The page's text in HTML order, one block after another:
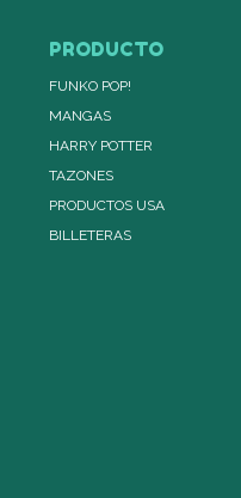
PRODUCTO
FUNKO POP!
MANGAS
HARRY POTTER
TAZONES
PRODUCTOS USA
BILLETERAS